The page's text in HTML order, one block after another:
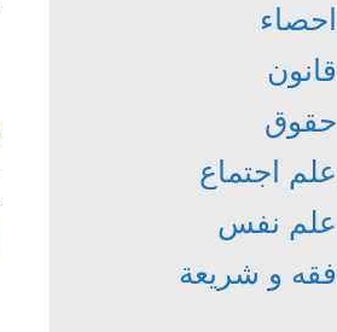
احصاء
قانون
حقوق
علم اجتماع
علم نفس
فقه و شريعة